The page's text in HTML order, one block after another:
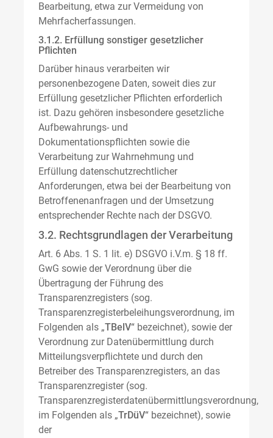
Bearbeitung, etwa zur Vermeidung von
Mehrfacherfassungen.
3.1.2. Erfüllung sonstiger gesetzlicher
Pflichten
Darüber hinaus verarbeiten wir
personenbezogene Daten, soweit dies zur
Erfüllung gesetzlicher Pflichten erforderlich
ist. Dazu gehören insbesondere gesetzliche
Aufbewahrungs- und
Dokumentationspflichten sowie die
Verarbeitung zur Wahrnehmung und
Erfüllung datenschutzrechtlicher
Anforderungen, etwa bei der Bearbeitung von
Betroffenenanfragen und der Umsetzung
entsprechender Rechte nach der DSGVO.
3.2. Rechtsgrundlagen der Verarbeitung
Art. 6 Abs. 1 S. 1 lit. e) DSGVO i.V.m. § 18 ff.
GwG sowie der Verordnung über die
Übertragung der Führung des
Transparenzregisters (sog.
Transparenzregisterbeleihungsverordnung, im
Folgenden als „TBelV“ bezeichnet), sowie der
Verordnung zur Datenübermittlung durch
Mitteilungsverpflichtete und durch den
Betreiber des Transparenzregisters, an das
Transparenzregister (sog.
Transparenzregisterdatenübermittlungsverordnung,
im Folgenden als „TrDüV“ bezeichnet), sowie
der